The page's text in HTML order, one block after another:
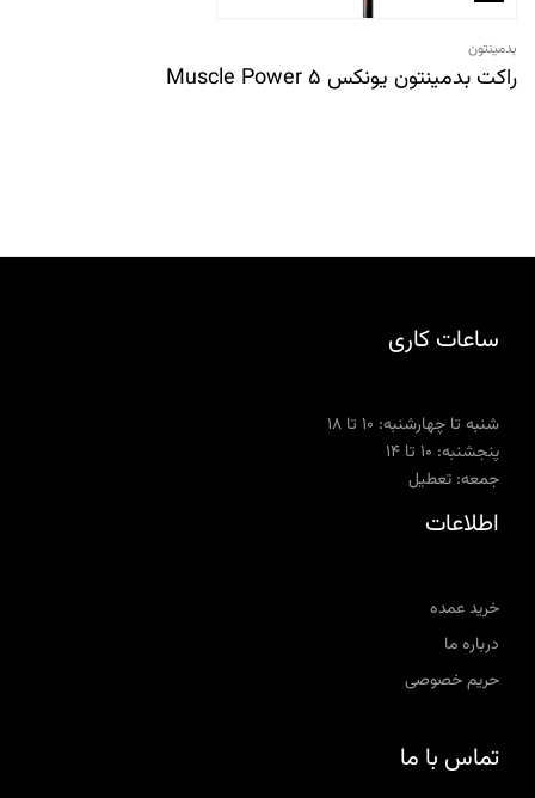
بدمینتون
راکت بدمینتون یونکس Muscle Power 5
ساعات کاری
شنبه تا چهارشنبه: ۱۰ تا ۱۸
پنجشنبه: ۱۰ تا ۱۴
جمعه: تعطیل
اطلاعات
خرید عمده
درباره ما
حریم خصوصی
تماس با ما